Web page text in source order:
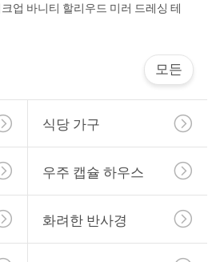
업 바니티 할리우드 미러 드레싱 테
모든
식당 가구
우주 캡슐 하우스
화려한 반사경